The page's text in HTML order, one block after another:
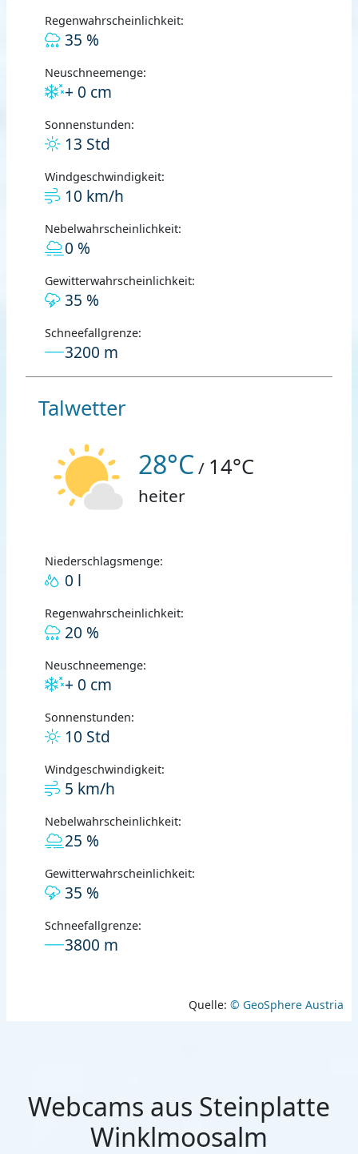
Regenwahrscheinlichkeit:
35 %
Neuschneemenge:
+ 0 cm
Sonnenstunden:
13 Std
Windgeschwindigkeit:
10 km/h
Nebelwahrscheinlichkeit:
0 %
Gewitterwahrscheinlichkeit:
35 %
Schneefallgrenze:
3200 m
Talwetter
28°C / 14°C
heiter
Niederschlagsmenge:
0 l
Regenwahrscheinlichkeit:
20 %
Neuschneemenge:
+ 0 cm
Sonnenstunden:
10 Std
Windgeschwindigkeit:
5 km/h
Nebelwahrscheinlichkeit:
25 %
Gewitterwahrscheinlichkeit:
35 %
Schneefallgrenze:
3800 m
Quelle: © GeoSphere Austria
Webcams aus Steinplatte
Winklmoosalm